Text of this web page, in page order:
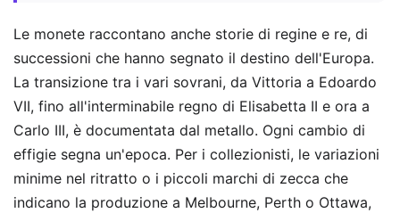
Le monete raccontano anche storie di regine e re, di
successioni che hanno segnato il destino dell'Europa.
La transizione tra i vari sovrani, da Vittoria a Edoardo
VII, fino all'interminabile regno di Elisabetta II e ora a
Carlo III, è documentata dal metallo. Ogni cambio di
effigie segna un'epoca. Per i collezionisti, le variazioni
minime nel ritratto o i piccoli marchi di zecca che
indicano la produzione a Melbourne, Perth o Ottawa,